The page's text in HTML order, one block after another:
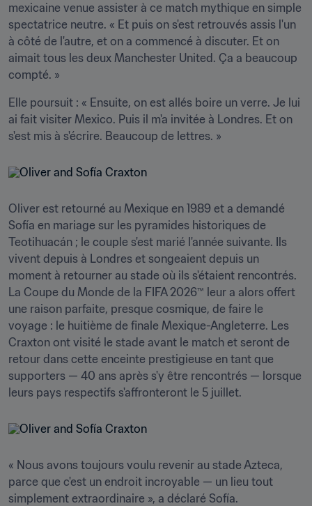
mexicaine venue assister à ce match mythique en simple
spectatrice neutre. « Et puis on s'est retrouvés assis l'un
à côté de l'autre, et on a commencé à discuter. Et on
aimait tous les deux Manchester United. Ça a beaucoup
compté. »
Elle poursuit : « Ensuite, on est allés boire un verre. Je lui
ai fait visiter Mexico. Puis il m'a invitée à Londres. Et on
s'est mis à s'écrire. Beaucoup de lettres. »
Oliver est retourné au Mexique en 1989 et a demandé
Sofía en mariage sur les pyramides historiques de
Teotihuacán ; le couple s'est marié l'année suivante. Ils
vivent depuis à Londres et songeaient depuis un
moment à retourner au stade où ils s'étaient rencontrés.
La Coupe du Monde de la FIFA 2026™ leur a alors offert
une raison parfaite, presque cosmique, de faire le
voyage : le huitième de finale Mexique-Angleterre. Les
Craxton ont visité le stade avant le match et seront de
retour dans cette enceinte prestigieuse en tant que
supporters — 40 ans après s'y être rencontrés — lorsque
leurs pays respectifs s'affronteront le 5 juillet.
« Nous avons toujours voulu revenir au stade Azteca,
parce que c'est un endroit incroyable — un lieu tout
simplement extraordinaire », a déclaré Sofía.